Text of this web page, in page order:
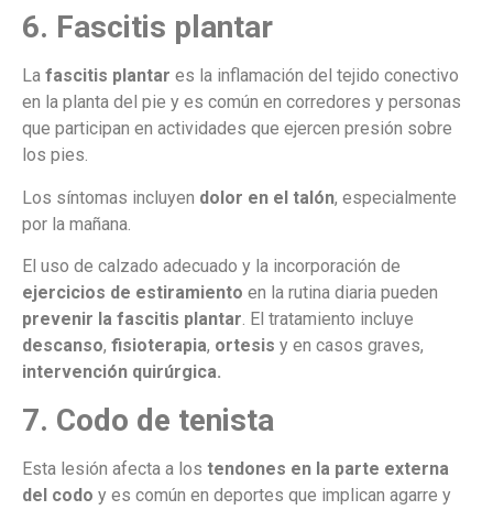
6. Fascitis plantar
La fascitis plantar es la inflamación del tejido conectivo
en la planta del pie y es común en corredores y personas
que participan en actividades que ejercen presión sobre
los pies.
Los síntomas incluyen dolor en el talón, especialmente
por la mañana.
El uso de calzado adecuado y la incorporación de
ejercicios de estiramiento en la rutina diaria pueden
prevenir la fascitis plantar. El tratamiento incluye
descanso, fisioterapia, ortesis y en casos graves,
intervención quirúrgica.
7. Codo de tenista
Esta lesión afecta a los tendones en la parte externa
del codo y es común en deportes que implican agarre y